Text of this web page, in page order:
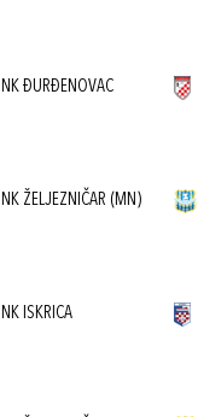
NK ĐURĐENOVAC
NK ŽELJEZNIČAR (MN)
NK ISKRICA